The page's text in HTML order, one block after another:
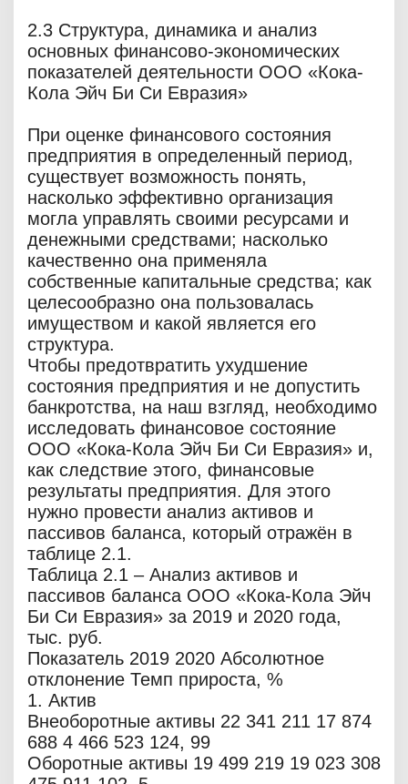
2.3 Структура, динамика и анализ
основных финансово-экономических
показателей деятельности ООО «Кока-
Кола Эйч Би Си Евразия»
При оценке финансового состояния
предприятия в определенный период,
существует возможность понять,
насколько эффективно организация
могла управлять своими ресурсами и
денежными средствами; насколько
качественно она применяла
собственные капитальные средства; как
целесообразно она пользовалась
имуществом и какой является его
структура.
Чтобы предотвратить ухудшение
состояния предприятия и не допустить
банкротства, на наш взгляд, необходимо
исследовать финансовое состояние
ООО «Кока-Кола Эйч Би Си Евразия» и,
как следствие этого, финансовые
результаты предприятия. Для этого
нужно провести анализ активов и
пассивов баланса, который отражён в
таблице 2.1.
Таблица 2.1 – Анализ активов и
пассивов баланса ООО «Кока-Кола Эйч
Би Си Евразия» за 2019 и 2020 года,
тыс. руб.
Показатель 2019 2020 Абсолютное
отклонение Темп прироста, %
1. Актив
Внеоборотные активы 22 341 211 17 874
688 4 466 523 124, 99
Оборотные активы 19 499 219 19 023 308